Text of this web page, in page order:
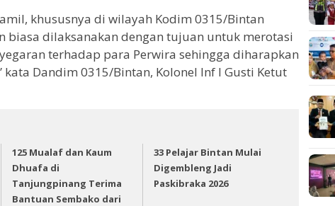
khususnya di wilayah Kodim 0315/Bintan
biasa dilaksanakan dengan tujuan untuk merotasi
terhadap para Perwira sehingga diharapkan
Dandim 0315/Bintan, Kolonel Inf I Gusti Ketut
125 Mualaf dan Kaum
Dhuafa di
Tanjungpinang Terima
Bantuan Sembako dari
33 Pelajar Bintan Mulai
Digembleng Jadi
Paskibraka 2026